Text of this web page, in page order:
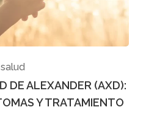
DE ALEXANDER (AXD):
Y TRATAMIENTO